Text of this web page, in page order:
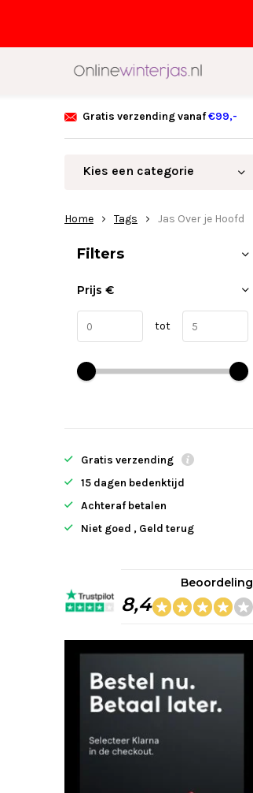
Gratis verzending vanaf€99,-
Kies een categorie
Home Tags Jas Over je Hoofd
Sorteren op:
Filters
Prijs €
tot
Gratis verzending
15 dagen bedenktijd
Achteraf betalen
Niet goed , Geld terug
8,4
Beoordeling